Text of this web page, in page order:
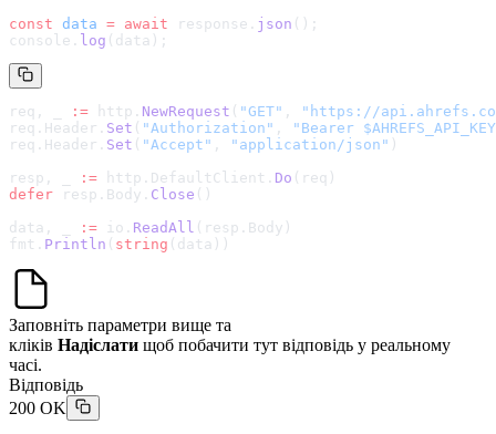
const data = await response. json ();
console. log (data);
req, _ := http. NewRequest ( "GET" , " https://
req.Header. Set ( "Authorization" ,
"Bearer
req.Header. Set ( "Accept" , "application/json" )
resp, _
:= http.DefaultClient. Do (req)
defer resp.Body. Close ()
data, _
:= io. ReadAll (resp.Body)
fmt. Println ( string (data))
Заповніть параметри вище та
кліків Надіслати щоб побачити тут відповідь у реальному
часі.
Відповідь
200 OK